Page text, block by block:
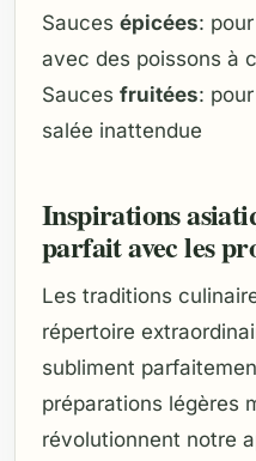
Sauces épicées:
avec des poissons à
Sauces fruitées:
salée inattendue
Inspirations
parfait avec les
Les traditions
répertoire
subliment
préparations légères
révolutionnent notre